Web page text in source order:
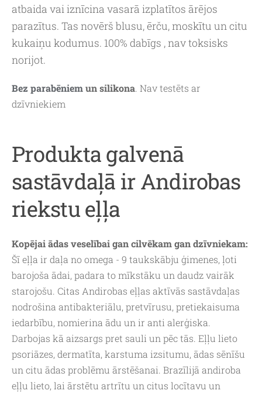
atbaida vai iznīcina vasarā izplatītos ārējos
parazītus. Tas novērš blusu, ērču, moskītu un citu
kukaiņu kodumus. 100% dabīgs , nav toksisks
norijot.
Bez parabēniemun silikona. Nav testēts ar
dzīvniekiem
Produkta galvenā
sastāvdaļā ir Andirobas
riekstu eļļa
Kopējai ādas veselībai gan cilvēkam gan dzīvniekam:
Šī eļļa ir daļa no omega - 9 taukskābju ģimenes, ļoti
barojoša ādai, padara to mīkstāku un daudz vairāk
starojošu. Citas Andirobas eļļas aktīvās sastāvdaļas
nodrošina antibakteriālu, pretvīrusu, pretiekaisuma
iedarbību, nomierina ādu un ir anti alerģiska.
Darbojas kā aizsargs pret sauli un pēc tās. Eļļu lieto
psoriāzes, dermatīta, karstuma izsitumu, ādas sēnīšu
un citu ādas problēmu ārstēšanai. Brazīlijā andiroba
eļļu lieto, lai ārstētu artrītu un citus locītavu un